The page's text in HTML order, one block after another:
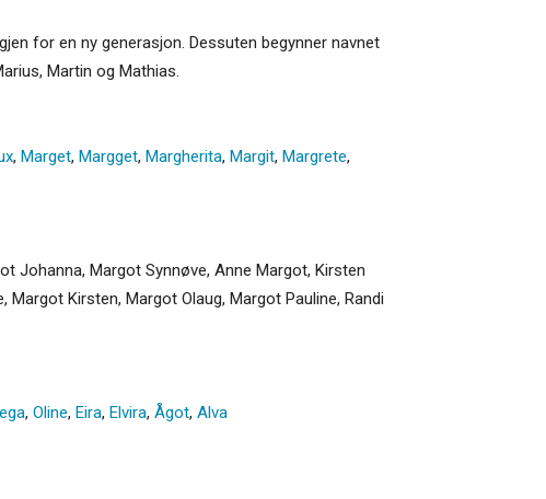
for en ny generasjon. Dessuten begynner navnet
Martin og Mathias.
, Marget, Margget, Margherita, Margit, Margrete,
Johanna, Margot Synnøve, Anne Margot, Kirsten
Kirsten, Margot Olaug, Margot Pauline, Randi
, Oline, Eira, Elvira, Ågot, Alva